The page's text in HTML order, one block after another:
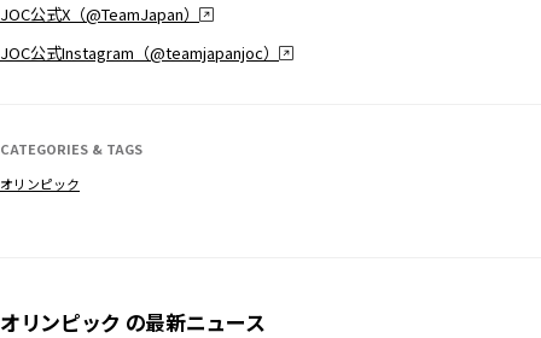
JOC公式X（@TeamJapan）
JOC公式Instagram（@teamjapanjoc）
CATEGORIES & TAGS
オリンピック
オリンピック の最新ニュース